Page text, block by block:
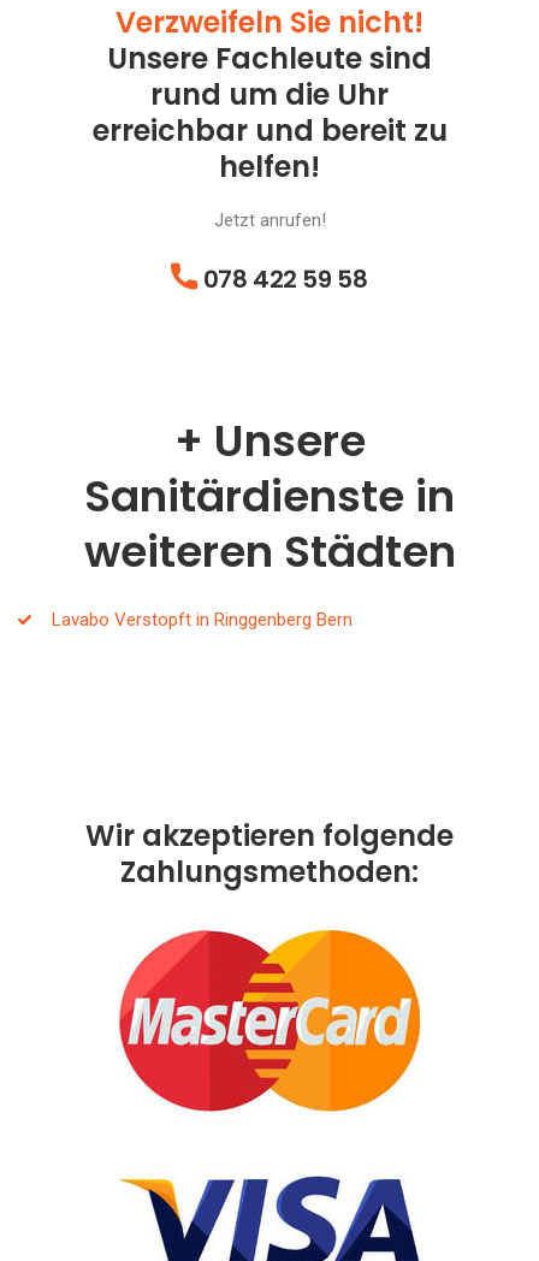
Verzweifeln Sie nicht!
Unsere Fachleute sind
rund um die Uhr
erreichbar und bereit zu
helfen!
Jetzt anrufen!
078 422 59 58
Unsere
Sanitärdienste in
weiteren Städten
Lavabo Verstopft in Ringgenberg Bern
Wir akzeptieren folgende
Zahlungsmethoden: